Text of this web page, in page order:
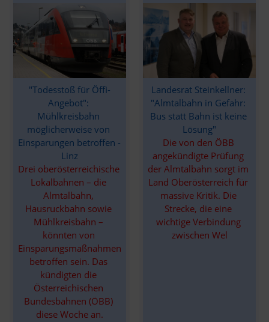
"Todesstoß für Öffi-
Angebot":
Mühlkreisbahn
möglicherweise von
Einsparungen betroffen -
Linz
Drei oberösterreichische
Lokalbahnen – die
Almtalbahn,
Hausruckbahn sowie
Mühlkreisbahn –
könnten von
Einsparungsmaßnahmen
betroffen sein. Das
kündigten die
Österreichischen
Bundesbahnen (ÖBB)
diese Woche an.
Landesrat Steinkellner:
"Almtalbahn in Gefahr:
Bus statt Bahn ist keine
Lösung"
Die von den ÖBB
angekündigte Prüfung
der Almtalbahn sorgt im
Land Oberösterreich für
massive Kritik. Die
Strecke, die eine
wichtige Verbindung
zwischen Wel